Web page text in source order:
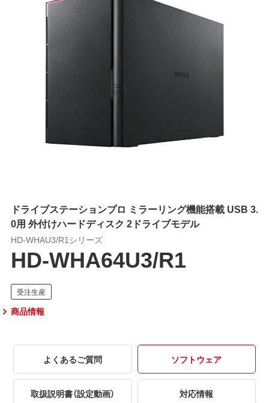
ドライブステーションプロ ミラーリング機能搭載 USB 3.
0用 外付けハードディスク 2ドライブモデル
HD-WHAU3/R1シリーズ
HD-WHA64U3/R1
商品情報
よくあるご質問 ソフトウェア
取扱説明書（設定動画） 対応情報